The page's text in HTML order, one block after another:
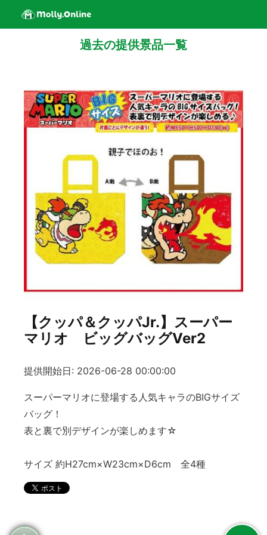
過去の提供景品一覧
【クッパ＆クッパJr.】スーパー
マリオ ビッグバッグVer2
提供開始日: 2026-06-28 00:00:00
スーパーマリオに登場する人気キャラのBIGサイズ
バッグ！
表と裏で別デザインが楽しめます☆
サイズ 約H27cm×W23cm×D6cm 全4種